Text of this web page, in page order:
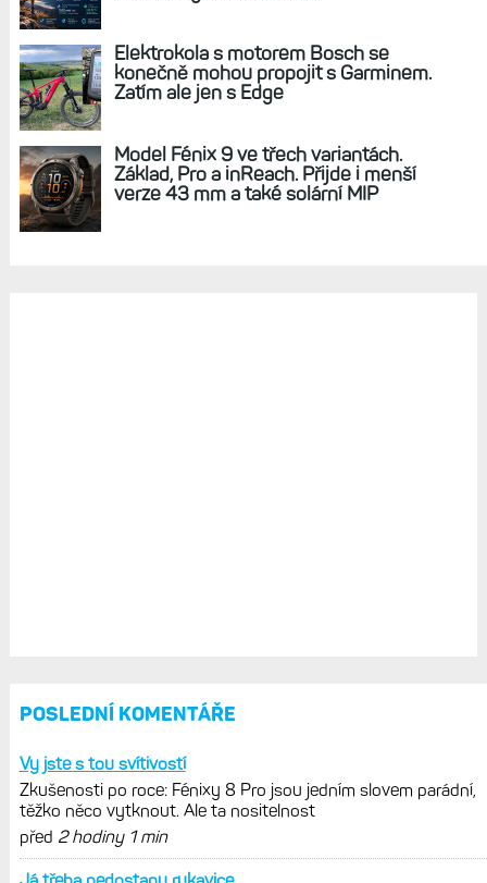
Elektrokola s motorem Bosch se
konečně mohou propojit s Garminem.
Zatím ale jen s Edge
Model Fénix 9 ve třech variantách.
Základ, Pro a inReach. Přijde i menší
verze 43 mm a také solární MIP
POSLEDNÍ KOMENTÁŘE
Vy jste s tou svítivostí
Zkušenosti po roce: Fénixy 8 Pro jsou jedním slovem parádní,
těžko něco vytknout. Ale ta nositelnost
před 2 hodiny 1 min